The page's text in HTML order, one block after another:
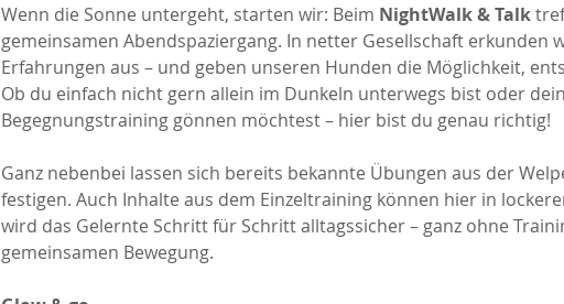
Wenn die Sonne untergeht, starten wir: Beim NightWalk & Talk
gemeinsamen Abendspaziergang. In netter Gesellschaft erkunden
Erfahrungen aus – und geben unseren Hunden die Möglichkeit,
Ob du einfach nicht gern allein im Dunkeln unterwegs bist oder
Begegnungstraining gönnen möchtest – hier bist du genau richtig!
Ganz nebenbei lassen sich bereits bekannte Übungen aus der
festigen. Auch Inhalte aus dem Einzeltraining können hier in
wird das Gelernte Schritt für Schritt alltagssicher – ganz ohne
gemeinsamen Bewegung.